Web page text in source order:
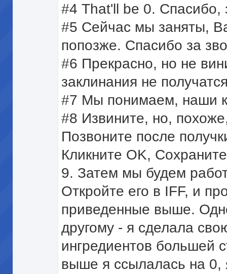
#4 That'll be 0. Спасибо,
#5 Сейчас мы заняты,
попозже. Спасибо за
#6 Прекрасно, но не
заклинания не
#7 Мы понимаем, наши
#8 Извините, но,
Позвоните после
Кликните OK,
9. Затем мы будем
Откройте его в IFF, и
приведенные выше.
другому - я сделала
ингредиентов большей
выше я ссылалась на 0,